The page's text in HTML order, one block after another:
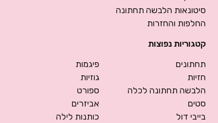
סיטונאות הלבשה תחתונה
החלפות והחזרות
קטגוריות נפוצות
תחתונים
חזיות
הלבשה תחתונה לכלה
סטים
בייבי דול
פיגמות
גוזיות
ספורט
אביזרים
כותנות לילה